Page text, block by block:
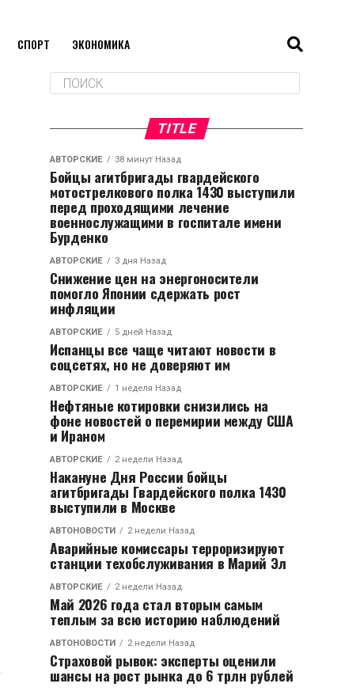
СПОРТ ЭКОНОМИКА
TITLE
АВТОРСКИЕ 38 минут Назад
Бойцы агитбригады гвардейского
мотострелкового полка 1430 выступили
перед проходящими лечение
военнослужащими в госпитале имени
Бурденко
АВТОРСКИЕ 3 дня Назад
Снижение цен на энергоносители
помогло Японии сдержать рост
инфляции
АВТОРСКИЕ 5 дней Назад
Испанцы все чаще читают новости в
соцсетях, но не доверяют им
АВТОРСКИЕ 1 неделя Назад
Нефтяные котировки снизились на
фоне новостей о перемирии между США
и Ираном
АВТОРСКИЕ 2 недели Назад
Накануне Дня России бойцы
агитбригады Гвардейского полка 1430
выступили в Москве
АВТОНОВОСТИ 2 недели Назад
Аварийные комиссары терроризируют
станции техобслуживания в Марий Эл
АВТОРСКИЕ 2 недели Назад
Май 2026 года стал вторым самым
теплым за всю историю наблюдений
АВТОНОВОСТИ 2 недели Назад
Страховой рывок: эксперты оценили
шансы на рост рынка до 6 трлн рублей